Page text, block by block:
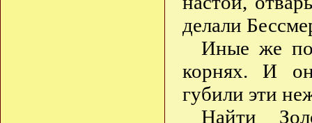
делали
Иные же
корнях. И
губили эти
Найти